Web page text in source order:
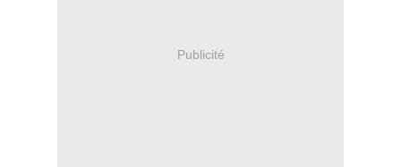
Publicité